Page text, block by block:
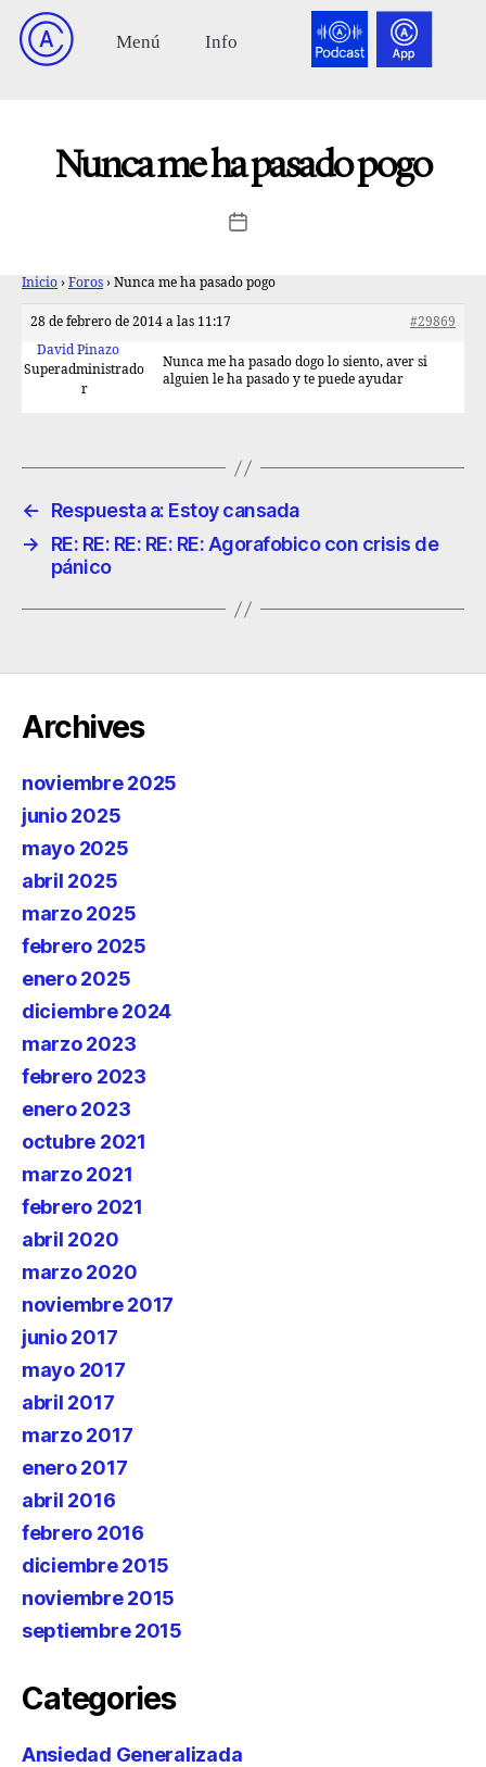
Nunca me ha pasado pogo
Inicio › Foros › Nunca me ha pasado pogo
28 de febrero de 2014 a las 11:17
#29869
David Pinazo
Superadministrado
r
Nunca me ha pasado dogo lo siento, aver si
alguien le ha pasado y te puede ayudar
←
Respuesta a: Estoy cansada
→
RE: RE: RE: RE: RE: Agorafobico con crisis de
pánico
Archives
noviembre 2025
junio 2025
mayo 2025
abril 2025
marzo 2025
febrero 2025
enero 2025
diciembre 2024
marzo 2023
febrero 2023
enero 2023
octubre 2021
marzo 2021
febrero 2021
abril 2020
marzo 2020
noviembre 2017
junio 2017
mayo 2017
abril 2017
marzo 2017
enero 2017
abril 2016
febrero 2016
diciembre 2015
noviembre 2015
septiembre 2015
Categories
Ansiedad Generalizada